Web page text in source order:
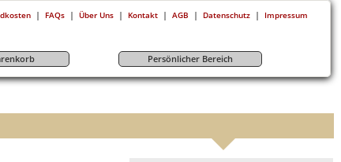
| FAQs | Über Uns | Kontakt | AGB | Datenschutz | Impressum
Persönlicher Bereich